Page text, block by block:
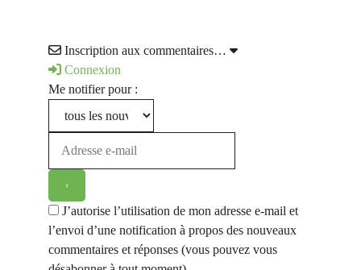
Inscription aux commentaires…
Connexion
Me notifier pour :
J’autorise l’utilisation de mon adresse e-mail et
l’envoi d’une notification à propos des nouveaux
commentaires et réponses (vous pouvez vous